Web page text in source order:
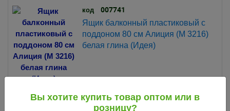
код 007741
Ящик балконный пластиковый с
поддоном 80 см Алиция (М 3216)
белая глина (Идея)
483
Мин. партия:1 шт. В упак.:
Вы хотите купить товар оптом или в
розницу?